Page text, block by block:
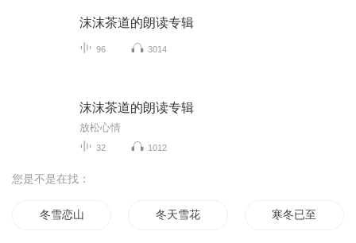
沫沫茶道的朗读专辑
96 3014
沫沫茶道的朗读专辑
放松心情
32 1012
您是不是在找：
冬雪恋山 冬天雪花 寒冬已至